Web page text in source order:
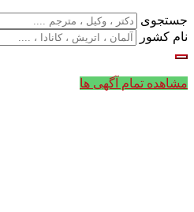
جستجوی
نام کشور
مشاهده تمام آگهی ها